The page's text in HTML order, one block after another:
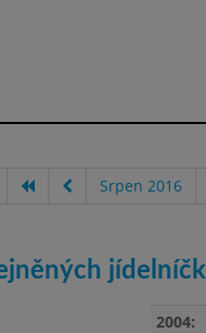
Srpen 2016
2004: